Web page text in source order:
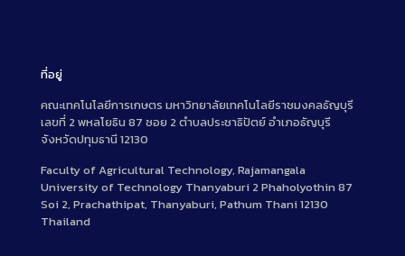
ที่อยู่
คณะเทคโนโลยีการเกษตร มหาวิทยาลัยเทคโนโลยีราชมงคลธัญบุรี
เลขที่ 2 พหลโยธิน 87 ซอย 2 ตำบลประชาธิปัตย์ อำเภอธัญบุรี
จังหวัดปทุมธานี 12130
Faculty of Agricultural Technology, Rajamangala
University of Technology Thanyaburi 2 Phaholyothin 87
Soi 2, Prachathipat, Thanyaburi, Pathum Thani 12130
Thailand